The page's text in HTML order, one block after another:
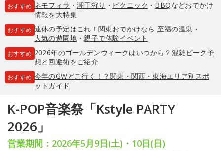
おすすめ ネモフィラ ・ 潮干狩り ・ ピクニック ・ BBQなどおでかけ
情報を大特集
おすすめ 連休の予定はこれ！関東おでかけなら 至福の温泉 ・
人気の遊園地・親子で体験イベント
おすすめ 2026年のゴールデンウィークはいつから？混雑ピーク予
想と回避術をご紹介
おすすめ 今年のGWどこ行く！？関東・関西・東海エリア別スポ
ットガイド
K-POP音楽祭「Kstyle PARTY
2026」
営業期間：2026年5月9日(土)・10日(日)